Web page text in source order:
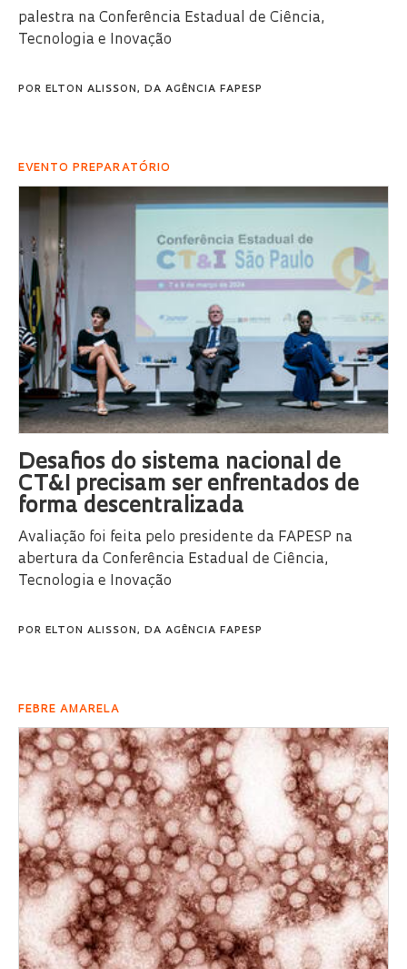
palestra na Conferência Estadual de Ciência,
Tecnologia e Inovação
POR ELTON ALISSON, DA AGÊNCIA FAPESP
EVENTO PREPARATÓRIO
Desafios do sistema nacional de
CT&I precisam ser enfrentados de
forma descentralizada
Avaliação foi feita pelo presidente da FAPESP na
abertura da Conferência Estadual de Ciência,
Tecnologia e Inovação
POR ELTON ALISSON, DA AGÊNCIA FAPESP
FEBRE AMARELA